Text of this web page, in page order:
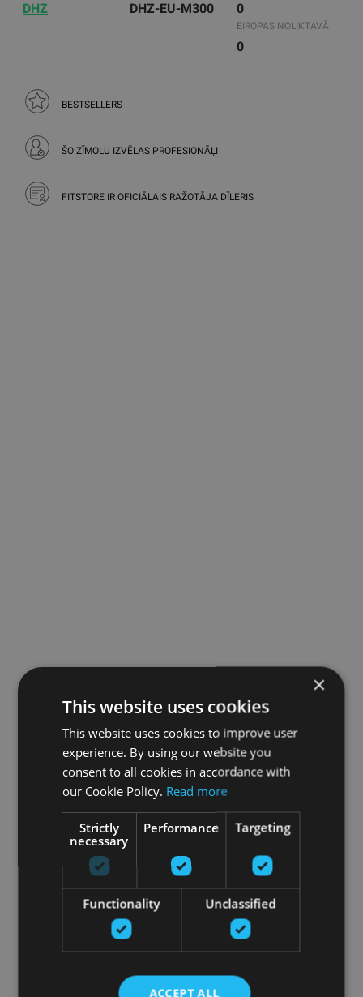
DHZ DHZ-EU-M300 0
EIROPAS NOLIKTAVĀ
0
BESTSELLERS
ŠO ZĪMOLU IZVĒLAS PROFESIONĀĻI
FITSTORE IR OFICIĀLAIS RAŽOTĀJA DĪLERIS
×
This website uses cookies
This website uses cookies to improve user
experience. By using our website you
consent to all cookies in accordance with
our Cookie Policy. Read more
Strictly
necessary
Performance Targeting
Functionality Unclassified
ACCEPT ALL